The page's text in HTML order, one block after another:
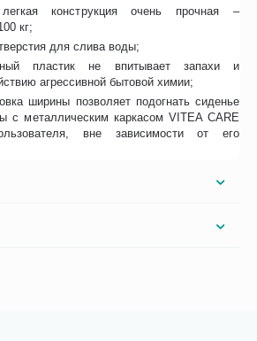
конструкция очень прочная –
кг;
для слива воды;
пластик не впитывает запахи и
агрессивной бытовой химии;
ширины позволяет подогнать сиденье
с металлическим каркасом VITEA CARE
вне зависимости от его